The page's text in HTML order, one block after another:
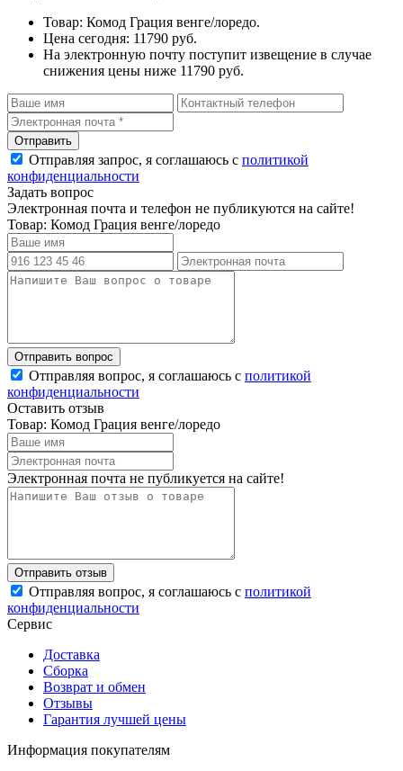
Товар: Комод Грация венге/лоредо.
Цена сегодня: 11790 руб.
На электронную почту поступит извещение в случае
снижения цены ниже 11790 руб.
Отправляя запрос, я соглашаюсь с политикой
конфиденциальности
Задать вопрос
Электронная почта и телефон не публикуются на сайте!
Товар: Комод Грация венге/лоредо
Отправляя вопрос, я соглашаюсь с политикой
конфиденциальности
Оставить отзыв
Товар: Комод Грация венге/лоредо
Электронная почта не публикуется на сайте!
Отправляя вопрос, я соглашаюсь с политикой
конфиденциальности
Сервис
Доставка
Сборка
Возврат и обмен
Отзывы
Гарантия лучшей цены
Информация покупателям